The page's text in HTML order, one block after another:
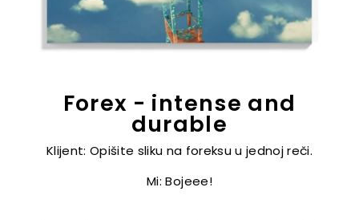
Forex - intense and
durable
Klijent: Opišite sliku na foreksu u jednoj reči.
Mi: Bojeee!